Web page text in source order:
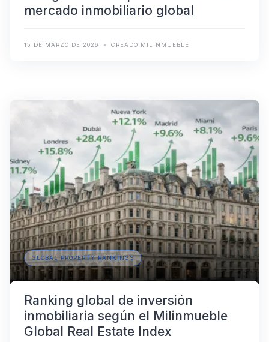
mercado inmobiliario global
15 DE MARZO DE 2026 CREADO MILINMUEBLE
GLOBAL PROPERTY RANKINGS
Ranking global de inversión
inmobiliaria según el Milinmueble
Global Real Estate Index